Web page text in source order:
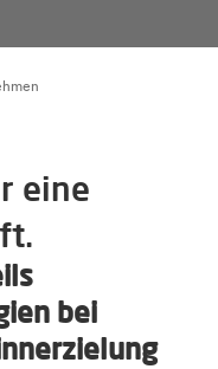
eine
bei